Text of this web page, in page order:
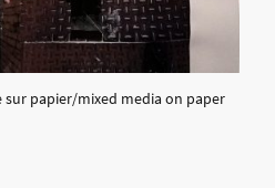
papier/mixed media on paper